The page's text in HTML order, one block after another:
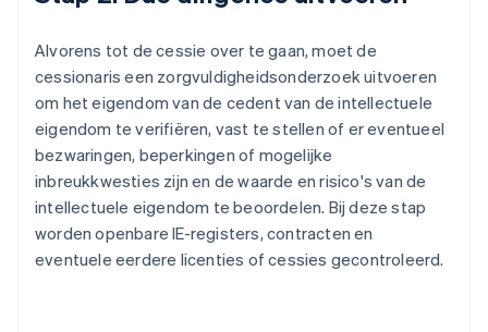
Alvorens tot de cessie over te gaan, moet de
cessionaris een zorgvuldigheidsonderzoek uitvoeren
om het eigendom van de cedent van de intellectuele
eigendom te verifiëren, vast te stellen of er eventueel
bezwaringen, beperkingen of mogelijke
inbreukkwesties zijn en de waarde en risico's van de
intellectuele eigendom te beoordelen. Bij deze stap
worden openbare IE-registers, contracten en
eventuele eerdere licenties of cessies gecontroleerd.